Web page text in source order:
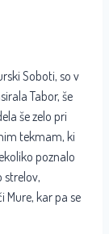
Soboti, so v
Tabor, še
še zelo pri
tekmam, ki
poznalo
strelov,
Mure, kar pa se